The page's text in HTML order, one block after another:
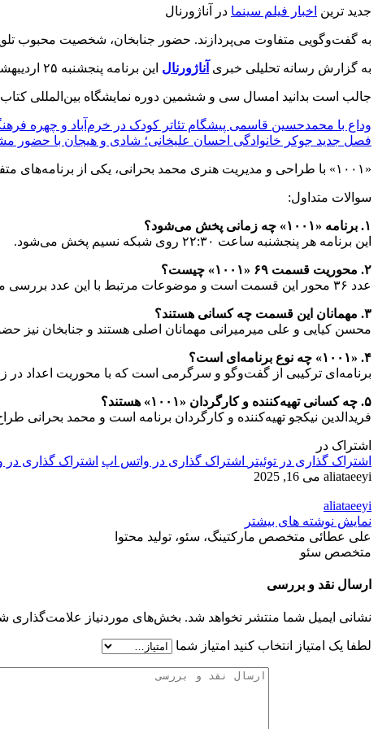
جدید ترین اخبار فیلم سینما در آناژورنال
به گفت‌وگویی متفاوت می‌پردازند. حضور جنابخان، شخصیت محبوب
به گزارش رسانه تحلیلی خبری آناژورنال این برنامه پنجشنبه ۲۵ اردیبهشت ماه ساعت ۲۲:۳۰ از شبکه نسیم پخش خواهد شد.
جالب است بدانید امسال سی و ششمین دوره نمایشگاه بین‌المللی
وداع با محمدحسین قاسمی پیشگام تئاتر کودک در خرم‌آباد و چهره
فصل جدید جوکر خانوادگی احسان علیخانی؛ شادی و هیجان با حضور
«۱۰۰۱» با طراحی و مدیریت هنری محمد بحرانی، یکی از برنامه‌های متفاوت در عرصه فرهنگ و هنر است که تلاش می‌کند اعداد را بهانه‌ای برای معرفی موضوعات جذاب و گفتگوهای ناب کند.
سوالات متداول:
۱. برنامه «۱۰۰۱» چه زمانی پخش می‌شود؟
این برنامه هر پنجشنبه ساعت ۲۲:۳۰ روی شبکه نسیم پخش می‌شود.
۲. محوریت قسمت ۶۹ «۱۰۰۱» چیست؟
عدد ۳۶ محور این قسمت است و موضوعات مرتبط با این عدد بررسی می‌شوند.
۳. مهمانان این قسمت چه کسانی هستند؟
محسن کیایی و علی میرمیرانی مهمانان اصلی هستند و جنابخان نیز
۴. «۱۰۰۱» چه نوع برنامه‌ای است؟
برنامه‌ای ترکیبی از گفت‌وگو و سرگرمی است که با محوریت اعداد
۵. چه کسانی تهیه‌کننده و کارگردان «۱۰۰۱» هستند؟
فریدالدین نیکجو تهیه‌کننده و کارگردان برنامه است و محمد بحرانی
اشتراک در
اشتراک گذاری در توئیتر
اشتراک گذاری در واتس اپ اشتراک گذاری
aliataeeyi می 16, 2025
aliataeeyi
نمایش نوشته های بیشتر
علی عطائی متخصص مارکتینگ، سئو، تولید محتوا
متخصص سئو
ارسال نقد و بررسی
نشانی ایمیل شما منتشر نخواهد شد. بخش‌های موردنیاز علامت‌گذاری
لطفا یک امتیاز انتخاب کنید امتیاز شما